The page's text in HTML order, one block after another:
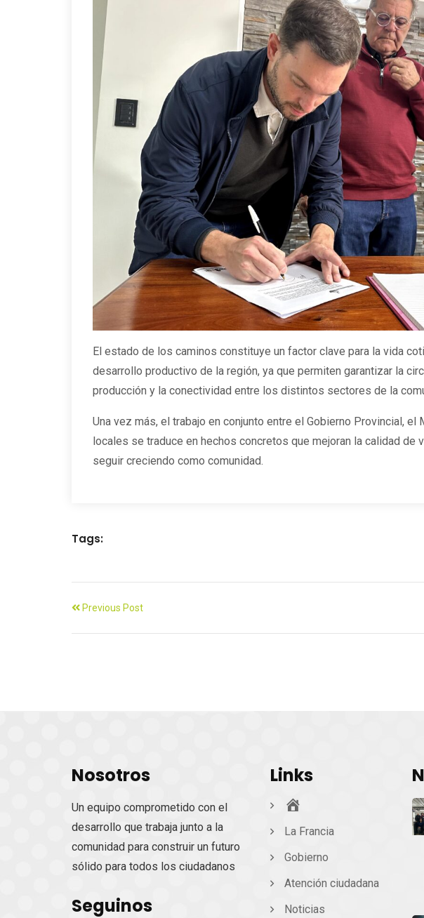
El estado de los caminos constituye un factor clave para la vida
desarrollo productivo de la región, ya que permiten garantizar la
producción y la conectividad entre los distintos sectores de la
Una vez más, el trabajo en conjunto entre el Gobierno Provincial,
locales se traduce en hechos concretos que mejoran la calidad de
seguir creciendo como comunidad.
Tags:
Previous Post
Nosotros
Un equipo comprometido con el
desarrollo que trabaja junto a la
comunidad para construir un futuro
sólido para todos los ciudadanos
Seguinos
Links
La Francia
Gobierno
Atención ciudadana
Noticias